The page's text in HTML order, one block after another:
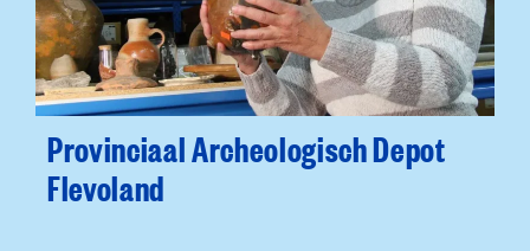
Provinciaal Archeologisch Depot
Flevoland